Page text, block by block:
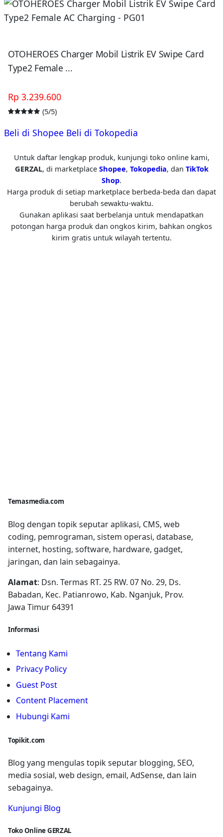
OTOHEROES Charger Mobil Listrik EV Swipe Card
Type2 Female ...
Rp 3.239.600
(5/5)
Beli di Shopee Beli di Tokopedia
Untuk daftar lengkap produk, kunjungi toko online kami,
GERZAL, di marketplace Shopee, Tokopedia, dan TikTok
Shop.
Harga produk di setiap marketplace berbeda-beda dan dapat
berubah sewaktu-waktu.
Gunakan aplikasi saat berbelanja untuk mendapatkan
potongan harga produk dan ongkos kirim, bahkan ongkos
kirim gratis untuk wilayah tertentu.
Temasmedia.com
Blog dengan topik seputar aplikasi, CMS, web
coding, pemrograman, sistem operasi, database,
internet, hosting, software, hardware, gadget,
jaringan, dan lain sebagainya.
Alamat: Dsn. Termas RT. 25 RW. 07 No. 29, Ds.
Babadan, Kec. Patianrowo, Kab. Nganjuk, Prov.
Jawa Timur 64391
Informasi
Tentang Kami
Privacy Policy
Guest Post
Content Placement
Hubungi Kami
Topikit.com
Blog yang mengulas topik seputar blogging, SEO,
media sosial, web design, email, AdSense, dan lain
sebagainya.
Kunjungi Blog
Toko Online GERZAL